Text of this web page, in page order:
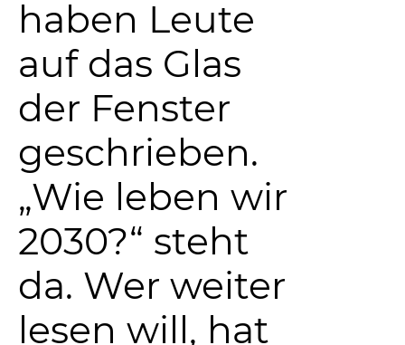
haben Leute
auf das Glas
der Fenster
geschrieben.
„Wie leben wir
2030?“ steht
da. Wer weiter
lesen will, hat